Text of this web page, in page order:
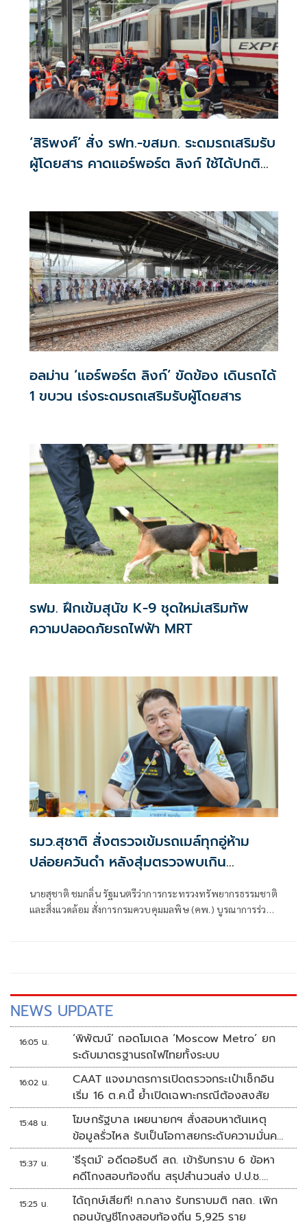
‘สิริพงศ์’ สั่ง รฟท.-ขสมก. ระดมรถเสริมรับ
ผู้โดยสาร คาดแอร์พอร์ต ลิงก์ ใช้ได้ปกติ
อลม่าน ‘แอร์พอร์ต ลิงก์‘ ขัดข้อง เดินรถได้
1 ขบวน เร่งระดมรถเสริมรับผู้โดยสาร
รฟม. ฝึกเข้มสุนัข K-9 ชุดใหม่เสริมทัพ
ความปลอดภัยรถไฟฟ้า MRT
รมว.สุชาติ สั่งตรวจเข้มรถเมล์ทุกอู่ห้าม
ปล่อยควันดำ หลังสุ่มตรวจพบเกิน
มาตรฐานกว่า 58% กำชับบังคับใช้กฎหมาย
จริงจัง ปกป้องสุขภาพประชาชน
นายสุชาติ ชมกลิ่น รัฐมนตรีว่าการกระทรวงทรัพยากรธรรมชาติ
และสิ่งแวดล้อม สั่งการกรมควบคุมมลพิษ (คพ.) บูรณาการร่วม
NEWS UPDATE
16:05 น.
‘พิพัฒน์’ ถอดโมเดล ‘Moscow Metro’ ยก
ระดับมาตรฐานรถไฟไทยทั้งระบบ
16:02 น.
CAAT แจงมาตรการเปิดตรวจกระเป๋าเช็กอิน
เริ่ม 16 ต.ค.นี้ ย้ำเปิดเฉพาะกรณีต้องสงสัย
15:48 น.
โฆษกรัฐบาล เผยนายกฯ สั่งสอบหาต้นเหตุ
ข้อมูลรั่วไหล รับเป็นโอกาสยกระดับความมั่นคง
ปลอดภัยข้อมูลภาครัฐทั้งระบบ
15:37 น.
'ธีรุตม์' อดีตอธิบดี สถ. เข้ารับทราบ 6 ข้อหา
คดีโกงสอบท้องถิ่น สรุปสำนวนส่ง ป.ป.ช.
สัปดาห์หน้า
15:25 น.
ได้ฤกษ์เสียที! ก.กลาง รับทราบมติ กสถ. เพิก
ถอนบัญชีโกงสอบท้องถิ่น 5,925 ราย